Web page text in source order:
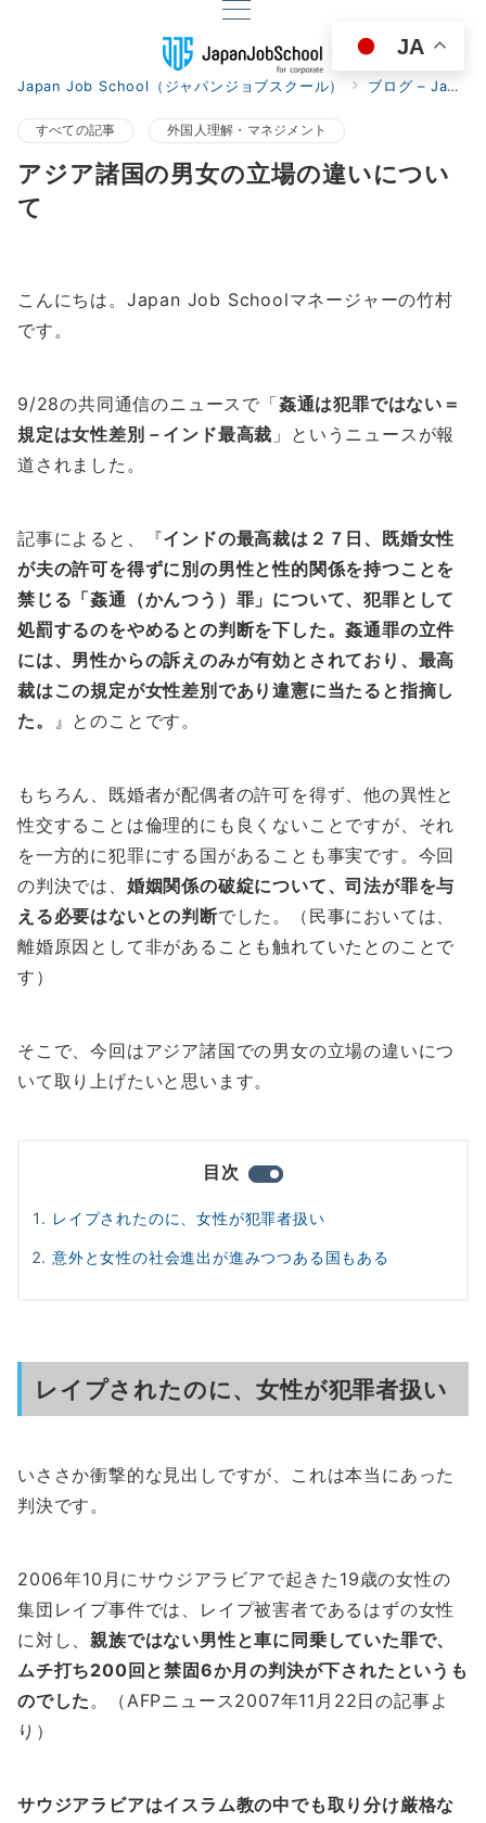
Japan Job School（ジャパンジョブスクール） ブログ – Japan Job School for corporate
すべての記事 外国人理解・マネジメント
アジア諸国の男女の立場の違いについ
て
こんにちは。Japan Job Schoolマネージャーの竹村
です。
9/28の共同通信のニュースで「姦通は犯罪ではない＝
規定は女性差別－インド最高裁 」というニュースが報
道されました。
記事によると、『インドの最高裁は２７日、既婚女性
が夫の許可を得ずに別の男性と性的関係を持つことを
禁じる「姦通（かんつう）罪」について、犯罪として
処罰するのをやめるとの判断を下した。姦通罪の立件
には、男性からの訴えのみが有効とされており、最高
裁はこの規定が女性差別であり違憲に当たると指摘し
た。
』とのことです。
もちろん、既婚者が配偶者の許可を得ず、他の異性と
性交することは倫理的にも良くないことですが、それ
を一方的に犯罪にする国があることも事実です。今回
の判決では、 婚姻関係の破綻について、司法が罪を与
える必要はないとの判断でした。（民事においては、
離婚原因として非があることも触れていたとのことで
す）
そこで、今回はアジア諸国での男女の立場の違いにつ
いて取り上げたいと思います。
目次
レイプされたのに、女性が犯罪者扱い
意外と女性の社会進出が進みつつある国もある
レイプされたのに、女性が犯罪者扱い
いささか衝撃的な見出しですが、これは本当にあった
判決です。
2006年10月にサウジアラビアで起きた19歳の女性の
集団レイプ事件では、レイプ被害者であるはずの女性
に対し、親族ではない男性と車に同乗していた罪で、
ムチ打ち200回と禁固6か月の判決が下されたというも
のでした。（AFPニュース2007年11月22日の記事よ
り）
サウジアラビアはイスラム教の中でも取り分け厳格な
JA